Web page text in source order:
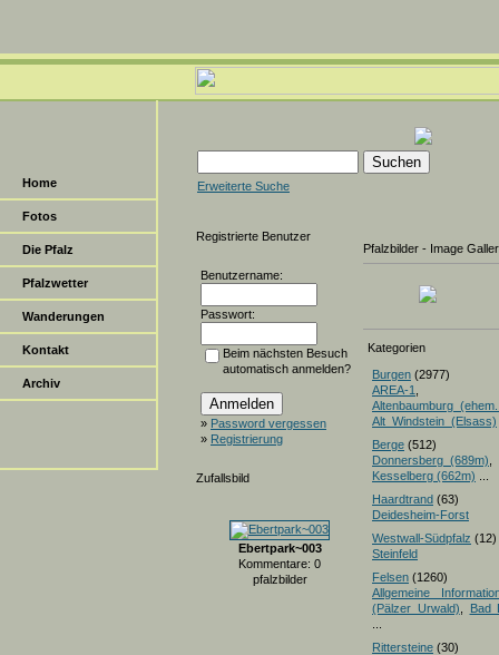
Home
Fotos
Die Pfalz
Pfalzwetter
Wanderungen
Kontakt
Archiv
Erweiterte Suche
Registrierte Benutzer
Benutzername:
Passwort:
Beim nächsten Besuch
automatisch anmelden?
» Password vergessen
» Registrierung
Zufallsbild
Ebertpark~003
Kommentare: 0
pfalzbilder
Pfalzbilder - Image
Kategorien
Burgen (2977)
AREA-1
Alt_Windstein_(Elsass)
Berge (512)
Donnersberg_(689m)
Kesselberg (662m)
Haardtrand (63)
Deidesheim-Forst
Westwall-Südpfalz (12)
Steinfeld
Felsen (1260)
Allgemeine
(Pälzer Urwald)
Bad
Rittersteine (30)